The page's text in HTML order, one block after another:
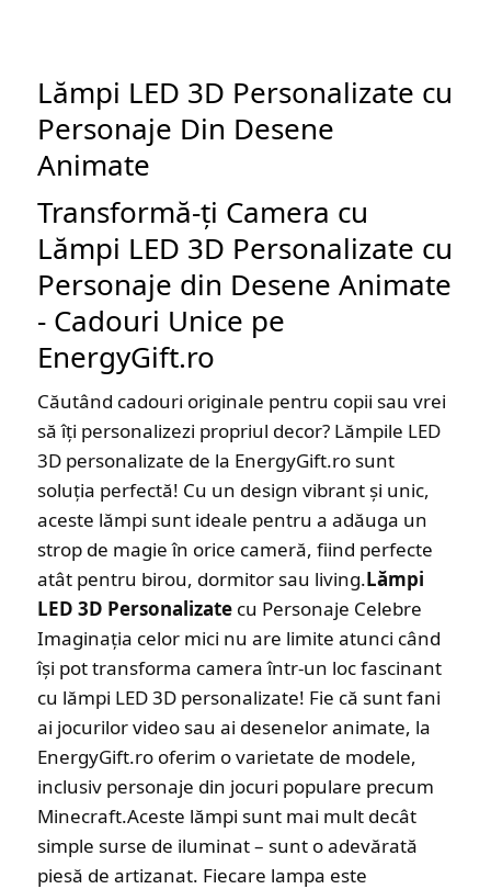
Lămpi LED 3D Personalizate cu
Personaje Din Desene
Animate
Transformă-ți Camera cu
Lămpi LED 3D Personalizate cu
Personaje din Desene Animate
- Cadouri Unice pe
EnergyGift.ro
Căutând cadouri originale pentru copii sau vrei
să îți personalizezi propriul decor? Lămpile LED
3D personalizate de la EnergyGift.ro sunt
soluția perfectă! Cu un design vibrant și unic,
aceste lămpi sunt ideale pentru a adăuga un
strop de magie în orice cameră, fiind perfecte
atât pentru birou, dormitor sau living.Lămpi
LED 3D Personalizatecu Personaje Celebre
Imaginația celor mici nu are limite atunci când
își pot transforma camera într-un loc fascinant
cu lămpi LED 3D personalizate! Fie că sunt fani
ai jocurilor video sau ai desenelor animate, la
EnergyGift.ro oferim o varietate de modele,
inclusiv personaje din jocuri populare precum
Minecraft.Aceste lămpi sunt mai mult decât
simple surse de iluminat – sunt o adevărată
piesă de artizanat. Fiecare lampa este